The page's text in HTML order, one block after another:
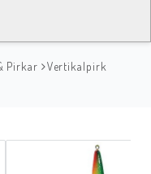
Pirkar
Vertikalpirk